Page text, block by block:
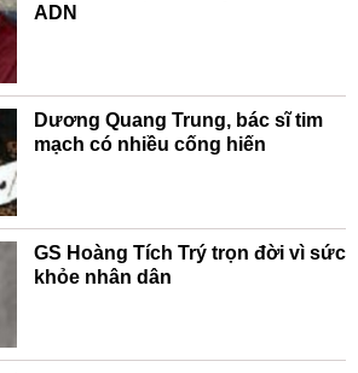
ADN
Dương Quang Trung, bác sĩ tim
mạch có nhiều cống hiến
GS Hoàng Tích Trý trọn đời vì sức
khỏe nhân dân